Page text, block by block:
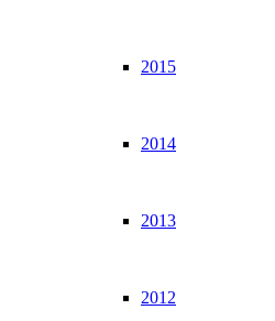
2015
2014
2013
2012